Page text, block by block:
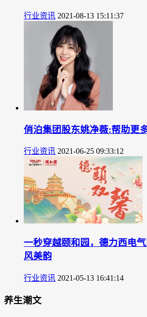
行业资讯 2021-08-13 15:11:37
俏泊集团股东姚净薇:帮助更
行业资讯 2021-06-25 09:33:12
一秒穿越颐和园，德力西电
风美韵
行业资讯 2021-05-13 16:41:14
养生潮文